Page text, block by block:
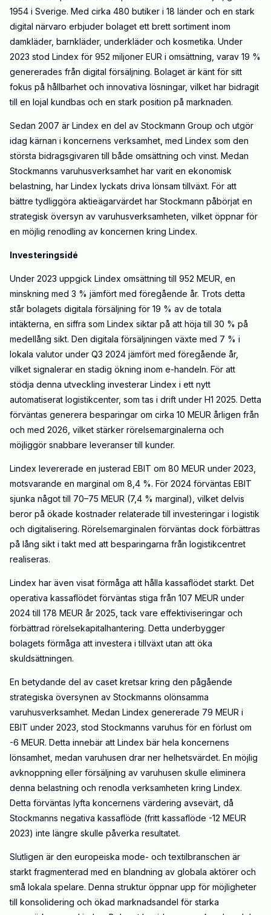
1954 i Sverige. Med cirka 480 butiker i 18 länder och en stark
digital närvaro erbjuder bolaget ett brett sortiment inom
damkläder, barnkläder, underkläder och kosmetika. Under
2023 stod Lindex för 952 miljoner EUR i omsättning, varav 19 %
genererades från digital försäljning. Bolaget är känt för sitt
fokus på hållbarhet och innovativa lösningar, vilket har bidragit
till en lojal kundbas och en stark position på marknaden.
Sedan 2007 är Lindex en del av Stockmann Group och utgör
idag kärnan i koncernens verksamhet, med Lindex som den
största bidragsgivaren till både omsättning och vinst. Medan
Stockmanns varuhusverksamhet har varit en ekonomisk
belastning, har Lindex lyckats driva lönsam tillväxt. För att
bättre tydliggöra aktieägarvärdet har Stockmann påbörjat en
strategisk översyn av varuhusverksamheten, vilket öppnar för
en möjlig renodling av koncernen kring Lindex.
Investeringsidé
Under 2023 uppgick Lindex omsättning till 952 MEUR, en
minskning med 3 % jämfört med föregående år. Trots detta
står bolagets digitala försäljning för 19 % av de totala
intäkterna, en siffra som Lindex siktar på att höja till 30 % på
medellång sikt. Den digitala försäljningen växte med 7 % i
lokala valutor under Q3 2024 jämfört med föregående år,
vilket signalerar en stadig ökning inom e-handeln. För att
stödja denna utveckling investerar Lindex i ett nytt
automatiserat logistikcenter, som tas i drift under H1 2025. Detta
förväntas generera besparingar om cirka 10 MEUR årligen från
och med 2026, vilket stärker rörelsemarginalerna och
möjliggör snabbare leveranser till kunder.
Lindex levererade en justerad EBIT om 80 MEUR under 2023,
motsvarande en marginal om 8,4 %. För 2024 förväntas EBIT
sjunka något till 70–75 MEUR (7,4 % marginal), vilket delvis
beror på ökade kostnader relaterade till investeringar i logistik
och digitalisering. Rörelsemarginalen förväntas dock förbättras
på lång sikt i takt med att besparingarna från logistikcentret
realiseras.
Lindex har även visat förmåga att hålla kassaflödet starkt. Det
operativa kassaflödet förväntas stiga från 107 MEUR under
2024 till 178 MEUR år 2025, tack vare effektiviseringar och
förbättrad rörelsekapitalhantering. Detta underbygger
bolagets förmåga att investera i tillväxt utan att öka
skuldsättningen.
En betydande del av caset kretsar kring den pågående
strategiska översynen av Stockmanns olönsamma
varuhusverksamhet. Medan Lindex genererade 79 MEUR i
EBIT under 2023, stod Stockmanns varuhus för en förlust om
-6 MEUR. Detta innebär att Lindex bär hela koncernens
lönsamhet, medan varuhusen drar ner helhetsvärdet. En möjlig
avknoppning eller försäljning av varuhusen skulle eliminera
denna belastning och renodla verksamheten kring Lindex.
Detta förväntas lyfta koncernens värdering avsevärt, då
Stockmanns negativa kassaflöde (fritt kassaflöde -12 MEUR
2023) inte längre skulle påverka resultatet.
Slutligen är den europeiska mode- och textilbranschen är
starkt fragmenterad med en blandning av globala aktörer och
små lokala spelare. Denna struktur öppnar upp för möjligheter
till konsolidering och ökad marknadsandel för starka